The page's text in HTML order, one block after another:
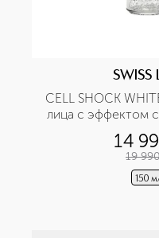
SWISS
CELL SHOCK
лица с эффектом
14
19
150